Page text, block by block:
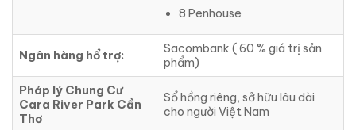
8 Penhouse
Ngân hàng hổ trợ:
Sacombank ( 60 % giá trị sản
phẩm)
Pháp lý Chung Cư
Cara River Park Cần
Thơ
Sổ hồng riêng, sở hữu lâu dài
cho người Việt Nam